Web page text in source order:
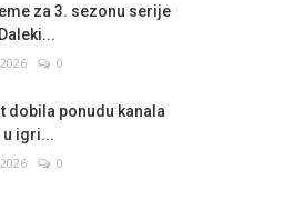
za 3. sezonu serije
0
dobila ponudu kanala
u igri...
0